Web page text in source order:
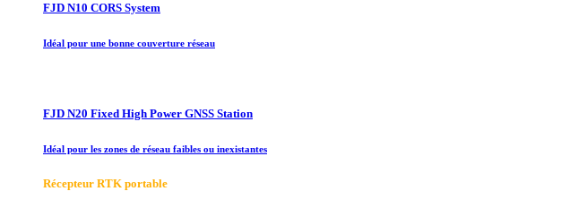
FJD N10 CORS System
Idéal pour une bonne couverture réseau
FJD N20 Fixed High Power GNSS Station
Idéal pour les zones de réseau faibles ou inexistantes
Récepteur RTK portable